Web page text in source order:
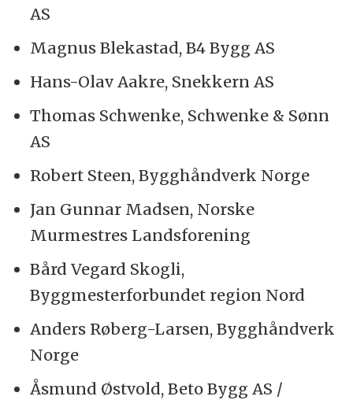
AS
Magnus Blekastad, B4 Bygg AS
Hans-Olav Aakre, Snekkern AS
Thomas Schwenke, Schwenke & Sønn
AS
Robert Steen, Bygghåndverk Norge
Jan Gunnar Madsen, Norske
Murmestres Landsforening
Bård Vegard Skogli,
Byggmesterforbundet region Nord
Anders Røberg-Larsen, Bygghåndverk
Norge
Åsmund Østvold, Beto Bygg AS /